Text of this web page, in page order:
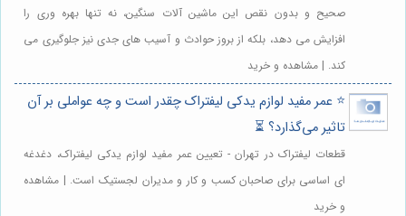
صحیح و بدون نقص این ماشین آلات سنگین، نه تنها بهره وری را
افزایش می دهد، بلکه از بروز حوادث و آسیب های جدی نیز جلوگیری می
کند. | مشاهده و خرید
⭐️ عمر مفید لوازم یدکی لیفتراک چقدر است و چه عواملی بر آن
تاثیر می‌گذارد؟ ⏳
قطعات لیفتراک در تهران - تعیین عمر مفید لوازم یدکی لیفتراک، دغدغه
ای اساسی برای صاحبان کسب و کار و مدیران لجستیک است. | مشاهده
و خرید